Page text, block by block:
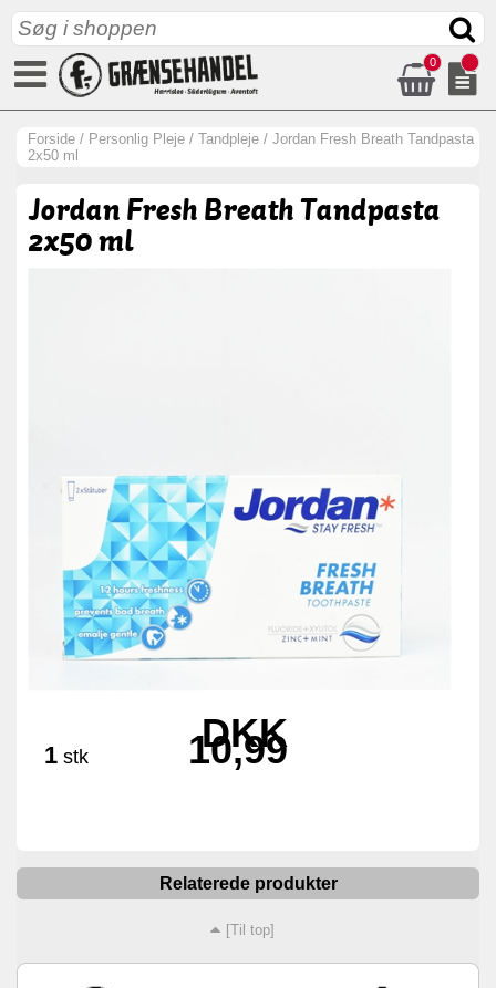
0
Forside / Personlig Pleje / Tandpleje / Jordan Fresh Breath Tandpasta
2x50 ml
Jordan Fresh Breath Tandpasta
2x50 ml
1 stk
DKK
10,99
Relaterede produkter
[Til top]